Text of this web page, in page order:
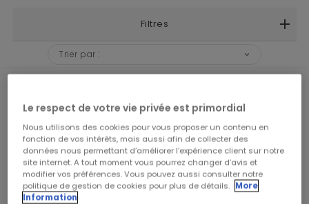
Filtres
Trier par :
Le respect de votre vie privée est primordial
Nous utilisons des cookies pour vous proposer un contenu en
fonction de vos intérêts, mais aussi afin de collecter des
données nous permettant d’améliorer l’expérience client sur notre
site internet. A tout moment vous pourrez changer d’avis et
modifier vos préférences. Vous pouvez aussi consulter notre
politique de gestion de cookies pour plus de détails. More
Information